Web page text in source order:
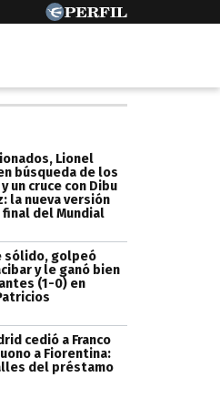
Lionel
búsqueda de los
un cruce con Dibu
la nueva versión
del Mundial
sólido, golpeó
y le ganó bien
(1-0) en
cedió a Franco
a Fiorentina:
del préstamo